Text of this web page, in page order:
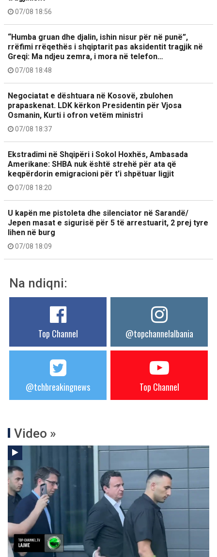
07/08 18:56
“Humba gruan dhe djalin, ishin nisur për në punë”,
rrëfimi rrëqethës i shqiptarit pas aksidentit tragjik në
Greqi: Ma ndjeu zemra, i mora në telefon…
07/08 18:48
Negociatat e dështuara në Kosovë, zbulohen
prapaskenat. LDK kërkon Presidentin për Vjosa
Osmanin, Kurti i ofron vetëm ministri
07/08 18:37
Ekstradimi në Shqipëri i Sokol Hoxhës, Ambasada
Amerikane: SHBA nuk është strehë për ata që
keqpërdorin emigracioni për t’i shpëtuar ligjit
07/08 18:20
U kapën me pistoleta dhe silenciator në Sarandë/
Jepen masat e sigurisë për 5 të arrestuarit, 2 prej tyre
lihen në burg
07/08 18:09
Na ndiqni:
Top Channel @topchannelalbania
@tchbreakingnews Top Channel
Video »